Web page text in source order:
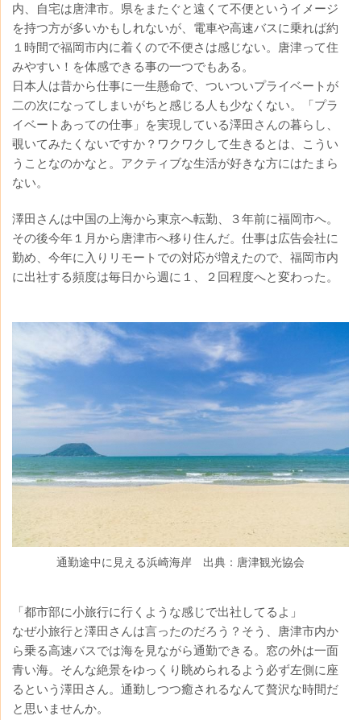
内、自宅は唐津市。県をまたぐと遠くて不便というイメージ
を持つ方が多いかもしれないが、電車や高速バスに乗れば約
１時間で福岡市内に着くので不便さは感じない。唐津って住
みやすい！を体感できる事の一つでもある。
日本人は昔から仕事に一生懸命で、ついついプライベートが
二の次になってしまいがちと感じる人も少なくない。「プラ
イベートあっての仕事」を実現している澤田さんの暮らし、
覗いてみたくないですか？ワクワクして生きるとは、こうい
うことなのかなと。アクティブな生活が好きな方にはたまら
ない。
澤田さんは中国の上海から東京へ転勤、３年前に福岡市へ。
その後今年１月から唐津市へ移り住んだ。仕事は広告会社に
勤め、今年に入りリモートでの対応が増えたので、福岡市内
に出社する頻度は毎日から週に１、２回程度へと変わった。
通勤途中に見える浜崎海岸 出典：唐津観光協会
「都市部に小旅行に行くような感じで出社してるよ」
なぜ小旅行と澤田さんは言ったのだろう？そう、唐津市内か
ら乗る高速バスでは海を見ながら通勤できる。窓の外は一面
青い海。そんな絶景をゆっくり眺められるよう必ず左側に座
るという澤田さん。通勤しつつ癒されるなんて贅沢な時間だ
と思いませんか。